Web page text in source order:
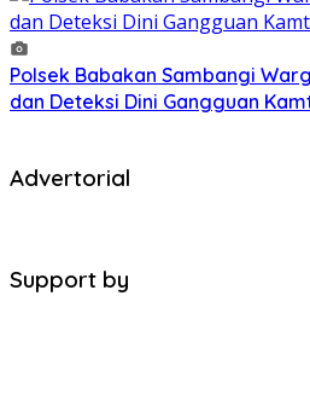
Polsek Babakan Sambangi
dan Deteksi Dini Gangguan
Advertorial
Support by